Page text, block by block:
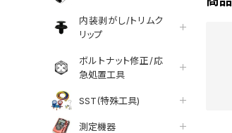
内装剥がし/トリムク
リップ
ボルトナット修正/応
急処置工具
SST(特殊工具)
測定機器